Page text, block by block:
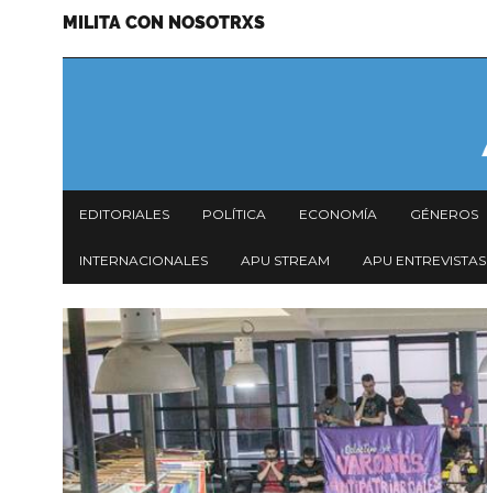
Menu
MILITA CON NOSOTRXS
Navegación
principal
EDITORIALES POLÍTICA ECONOMÍA GÉNEROS
INTERNACIONALES APU STREAM APU ENTREVISTAS
Imagen